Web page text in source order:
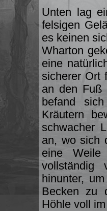
Unten lag
felsigen
es keinen
Wharton
eine
sicherer Ort
an den Fuß
befand
Kräutern
schwacher
an, wo sich
eine
vollständig
hinunter,
Becken zu
Höhle voll